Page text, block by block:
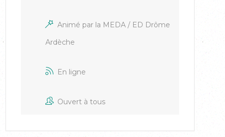
Animé par la MEDA / ED Drôme
Ardèche
En ligne
Ouvert à tous